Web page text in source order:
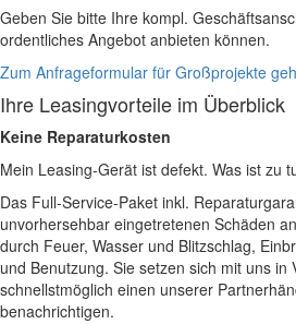
Geben Sie bitte Ihre kompl.
ordentliches Angebot anbieten können.
Zum Anfrageformular für Großprojekte
Ihre Leasingvorteile im Überblick
Keine Reparaturkosten
Mein Leasing-Gerät ist defekt. Was ist zu
Das Full-Service-Paket inkl.
unvorhersehbar eingetretenen Schäden
durch Feuer, Wasser und Blitzschlag,
und Benutzung. Sie setzen sich mit uns in
schnellstmöglich einen unserer
benachrichtigen.